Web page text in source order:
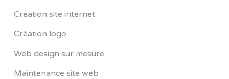
Création site internet
Création logo
Web design sur mesure
Maintenance site web